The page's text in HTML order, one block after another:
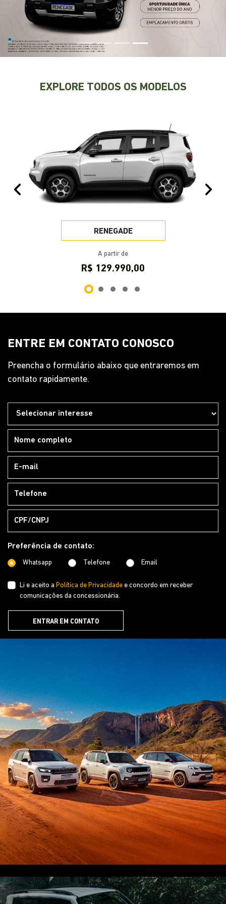
EXPLORE TODOS OS MODELOS
RENEGADE
A partir de
R$ 129.990,00
Anterior
ENTRE EM CONTATO CONOSCO
Preencha o formulário abaixo que entraremos em
contato rapidamente.
Preferência de contato:
Whatsapp Telefone Email
Li e aceito a Política de Privacidade e concordo em receber
comunicações da concessionária.
ENTRAR EM CONTATO